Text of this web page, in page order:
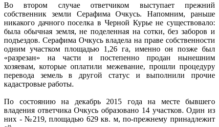
Во втором случае ответчиком выступает прежний
собственник земли Серафима Очкусь. Напомним, раньше
никакого дачного поселка в Черной Курье не существовало:
была обычная земля, не поделенная на сотки, без заборов и
подъездов. Серафима Очкусь владела на праве собственности
одним участком площадью 1,26 га, именно он позже был
«разрезан» на части и постепенно продан нынешним
хозяевам, которые оплатили межевание, прошли процедуру
перевода земель в другой статус и выполнили прочие
кадастровые работы.
По состоянию на декабрь 2015 года на месте бывшего
владения ответчика Очкусь образовано 14 участков. Один из
них - №219, площадью 629 кв. м, по-прежнему принадлежит